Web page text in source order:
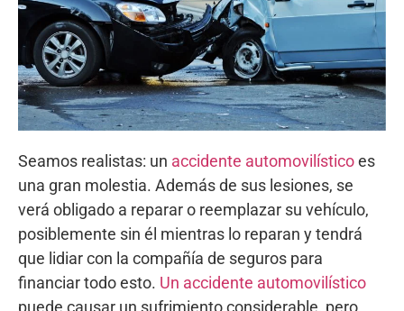
Seamos realistas: un accidente automovilísticoes
una gran molestia. Además de sus lesiones, se
verá obligado a reparar o reemplazar su vehículo,
posiblemente sin él mientras lo reparan y tendrá
que lidiar con la compañía de seguros para
financiar todo esto. Un accidente automovilístico